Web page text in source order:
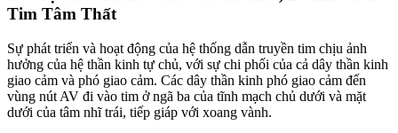
Tim Tâm Thất
Sự phát triển và hoạt động của hệ thống dẫn truyền tim chịu ảnh
hưởng của hệ thần kinh tự chủ, với sự chi phối của cả dây thần kinh
giao cảm và phó giao cảm. Các dây thần kinh phó giao cảm đến
vùng nút AV đi vào tim ở ngã ba của tĩnh mạch chủ dưới và mặt
dưới của tâm nhĩ trái, tiếp giáp với xoang vành.